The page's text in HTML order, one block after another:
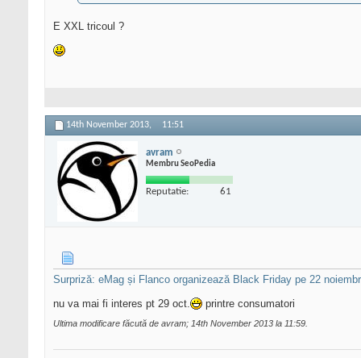
E XXL tricoul ?
14th November 2013, 11:51
avram
Membru SeoPedia
Reputatie: 61
Surpriză: eMag și Flanco organizează Black Friday pe 22
nu va mai fi interes pt 29 oct.
printre consumatori
Ultima modificare făcută de avram; 14th November 2013 la 11:59